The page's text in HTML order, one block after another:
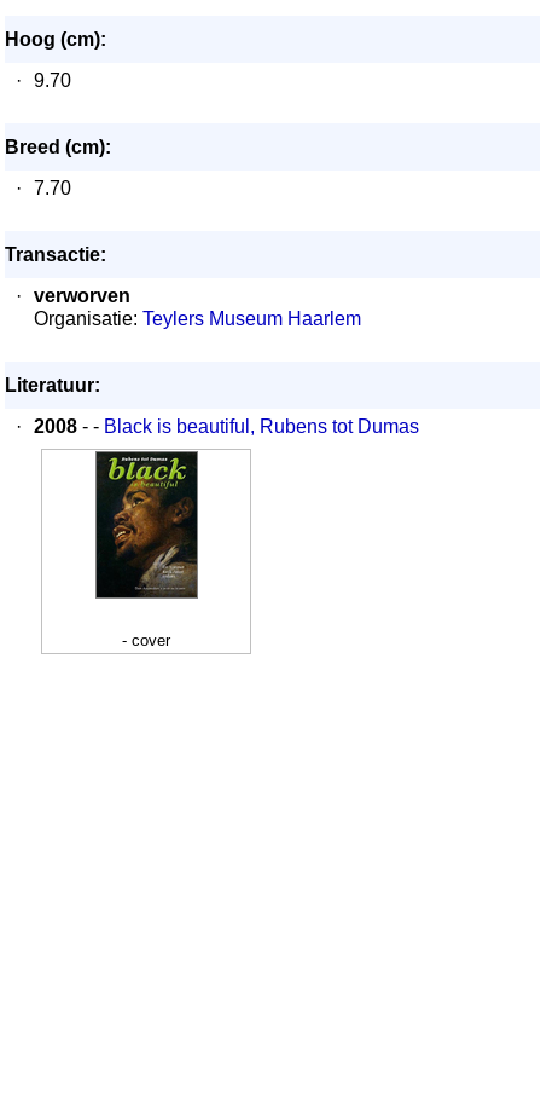
Hoog (cm):
·
9.70
Breed (cm):
·
7.70
Transactie:
·
verworven
Organisatie: Teylers Museum Haarlem
Literatuur:
·
2008 - - Black is beautiful, Rubens tot Dumas
- cover